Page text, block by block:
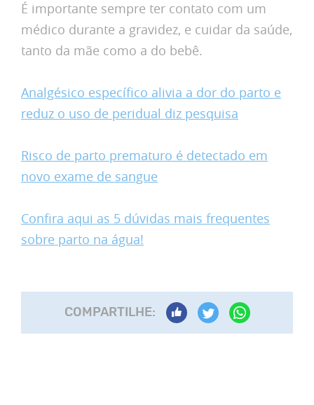
É importante sempre ter contato com um
médico durante a gravidez, e cuidar da saúde,
tanto da mãe como a do bebê.
Analgésico específico alivia a dor do parto e
reduz o uso de peridual diz pesquisa
Risco de parto prematuro é detectado em
novo exame de sangue
Confira aqui as 5 dúvidas mais frequentes
sobre parto na água!
COMPARTILHE: